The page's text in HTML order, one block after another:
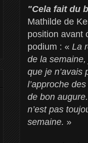
"Cela fait du
Mathilde de
position avant
podium : « La
de la
que je n’avais
l’approche
de bon
n’est pas
semaine. »